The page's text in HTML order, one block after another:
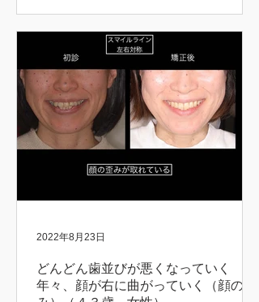
合治療 審美治療 ●患者さんの希望 長持ちする
治療をしてほしい 矯正前後 初診時 治療後...
どんどん歯並びが悪くなっていく
年々、顔が右に曲がっていく（顔の歪
2022年8月23日